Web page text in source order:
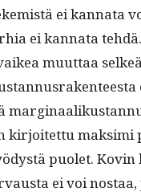
ei kan­na­ta
ei kan­na­ta
muut­taa
kir­joitet­tu mak­si­mi
puo­let. Kovin
ei voi